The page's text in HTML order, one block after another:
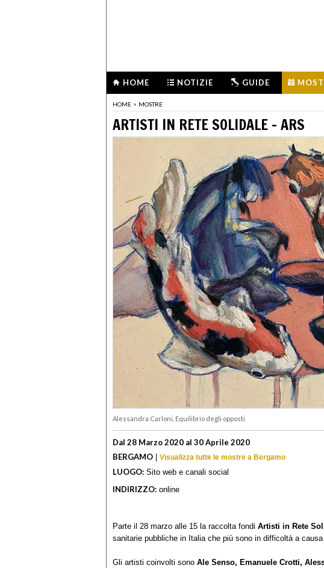
HOME NOTIZIE GUIDE
HOME > MOSTRE
ARTISTI IN RETE SOLIDALE - ARS
Alessandra Carloni, Equilibrio degli opposti
Dal 28 Marzo 2020 al 30 Aprile 2020
BERGAMO | Visualizza tutte le mostre a Bergamo
LUOGO: Sito web e canali social
INDIRIZZO: online
Parte il 28 marzo alle 15 la raccolta fondi Artisti in Rete
sanitarie pubbliche in Italia che più sono in difficoltà a
Gli artisti coinvolti sono Ale Senso, Emanuele Crotti,